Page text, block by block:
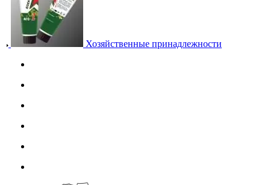
Хозяйственные принадлежности